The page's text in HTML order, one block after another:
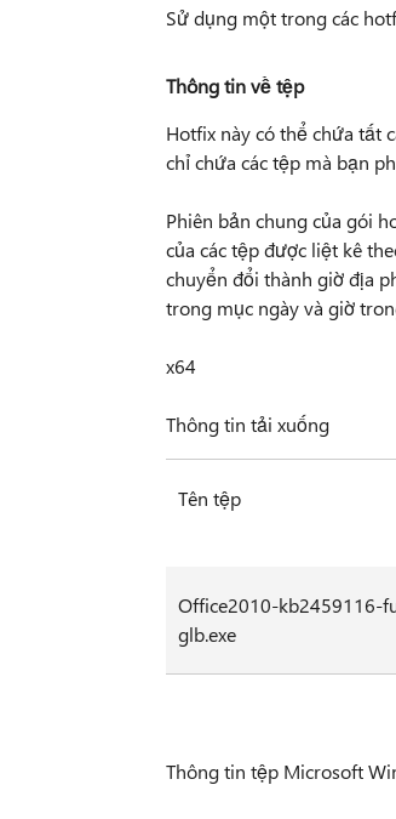
Sử dụng một trong các
Thông tin về tệp
Hotfix này có thể chứa tất
chỉ chứa các tệp mà bạn
Phiên bản chung của gói
của các tệp được liệt kê
chuyển đổi thành giờ địa
trong mục ngày và giờ
x64
Thông tin tải xuống
Tên tệp
Office2010-kb2459116-
glb.exe
Thông tin tệp Microsoft